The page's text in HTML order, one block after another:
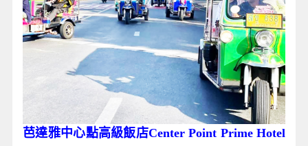
芭達雅中心點高級飯店Center Point Prime Hotel